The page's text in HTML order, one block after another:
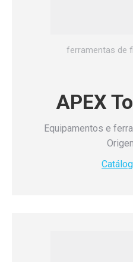
ferramentas de
APEX
Equipamentos e